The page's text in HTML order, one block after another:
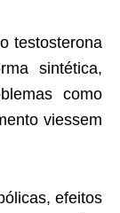
testosterona
sintética,
como
viessem
efeitos